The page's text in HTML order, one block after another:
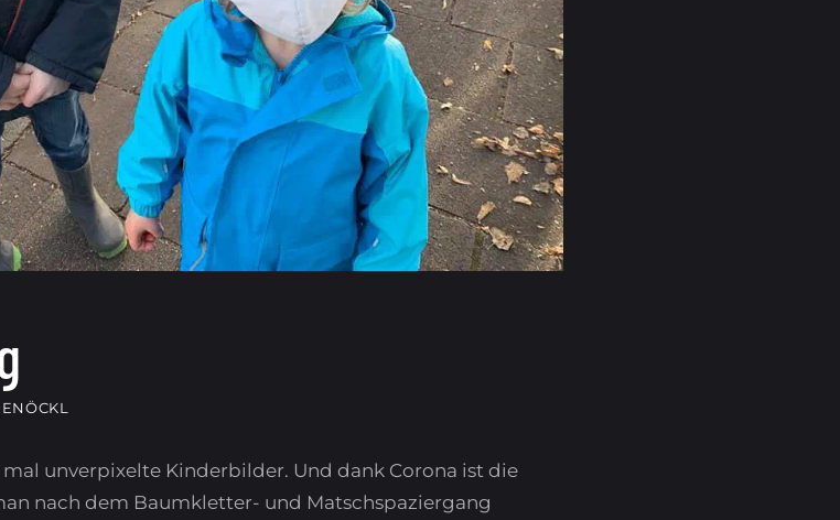
unverpixelte Kinderbilder. Und dank Corona ist die
nach dem Baumkletter- und Matschspaziergang